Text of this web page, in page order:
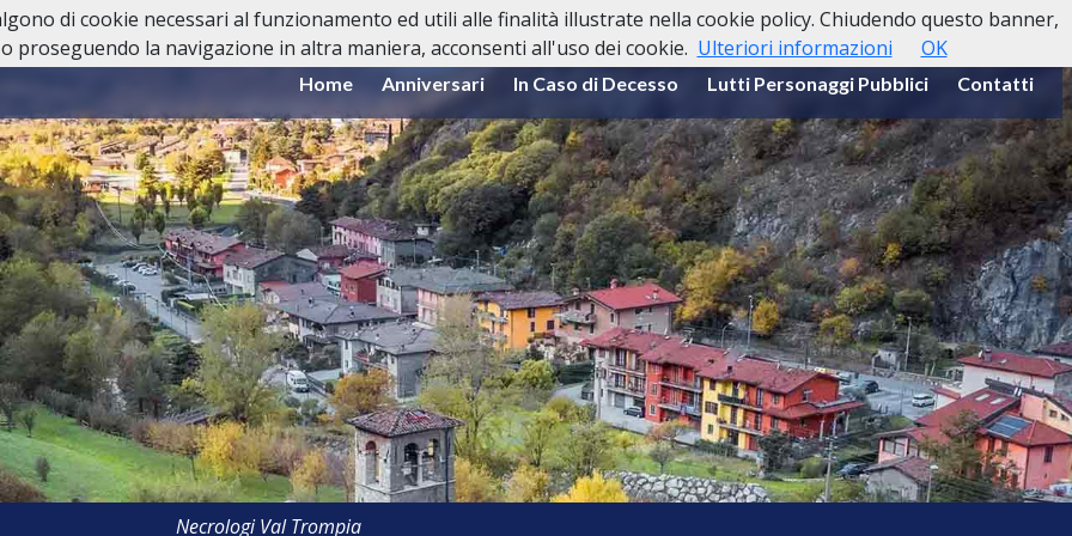
Home Anniversari In Caso di Decesso Lutti Personaggi Pubblici Contatti
Necrologi Val Trompia
di cookie necessari al funzionamento ed utili alle finalità illustrate nella cookie policy. Chiudendo questo banner,
proseguendo la navigazione in altra maniera, acconsenti all'uso dei cookie. Ulteriori informazioni OK